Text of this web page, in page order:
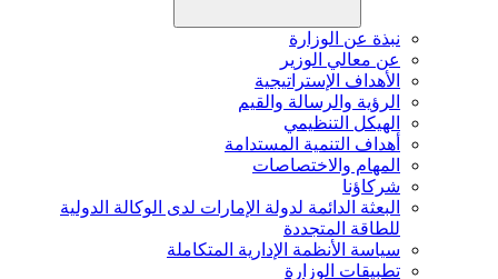
نبذة عن الوزارة
عن معالي الوزير
الأهداف الإستراتيجية
الرؤية والرسالة والقيم
الهيكل التنظيمي
أهداف التنمية المستدامة
المهام والاختصاصات
شركاؤنا
البعثة الدائمة لدولة الإمارات لدى الوكالة الدولية
للطاقة المتجددة
سياسة الأنظمة الإدارية المتكاملة
تطبيقات الوزارة